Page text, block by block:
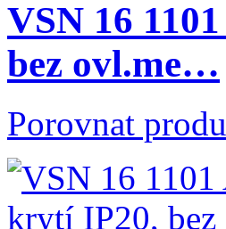
VSN 16
bez ovl.me…
Porovnat